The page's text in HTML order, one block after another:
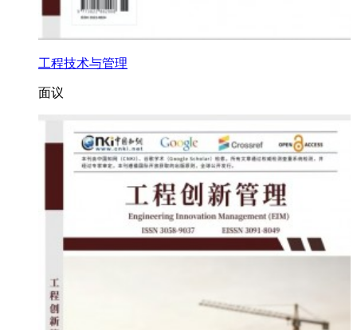
工程技术与管理
面议